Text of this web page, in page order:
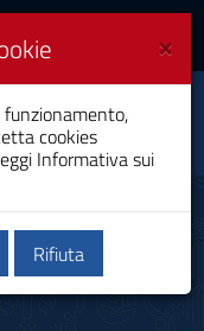
×
cookies
Informativa sui
Rifiuta